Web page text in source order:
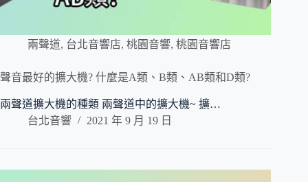
兩聲道, 台北音響店, 桃園音響, 桃園音響店
聲音最好的擴大機? 什麼是A類、B類、AB類和D類?
兩聲道擴大機的種類 兩聲道中的擴大機~ 擴…
台北音響
2021 年 9 月 19 日